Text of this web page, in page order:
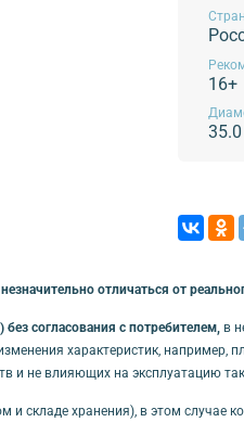
16+
35.0
отличаться от
согласования с потребителем, в
характеристик, например,
и не влияющих на эксплуатацию
и складе хранения), в этом